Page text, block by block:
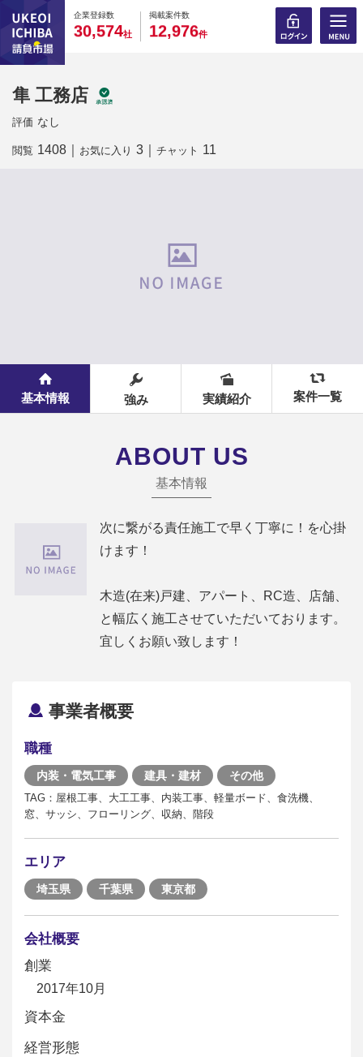
企業登録数
0
3
0
0,
0
5
0
74社
掲載案件数
0
1
0
2,
0
9
0
76件
隼 工務店
評価 なし
閲覧 1408 お気に入り 3 チャット 11
基本情報 強み 実績紹介 案件一覧
ABOUT US
基本情報
次に繋がる責任施工で早く丁寧に！を心掛
けます！
木造(在来)戸建、アパート、RC造、店舗、
と幅広く施工させていただいております。
宜しくお願い致します！
事業者概要
職種
内装・電気工事 建具・建材 その他
TAG：屋根工事、大工工事、内装工事、軽量ボード、食洗機、
窓、サッシ、フローリング、収納、階段
エリア
埼玉県 千葉県 東京都
会社概要
創業
2017年10月
資本金
経営形態